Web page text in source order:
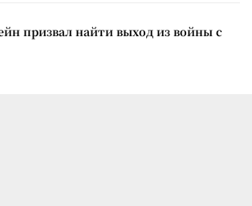
призвал найти выход из войны с